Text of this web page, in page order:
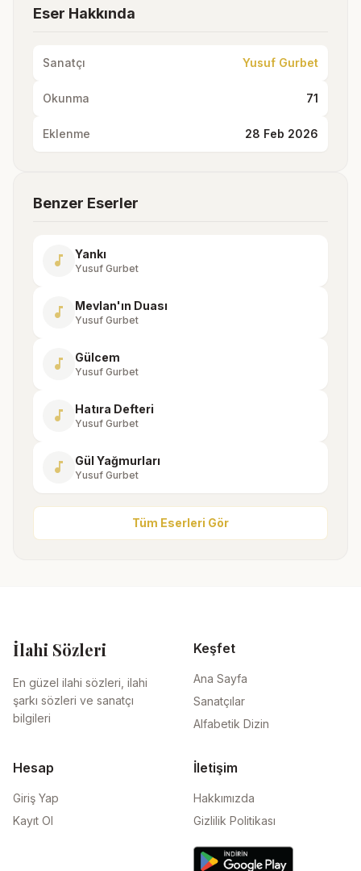
Eser Hakkında
Sanatçı Yusuf Gurbet
Okunma 71
Eklenme 28 Feb 2026
Benzer Eserler
music_note Yankı
Yusuf Gurbet
music_note Mevlan'ın Duası
Yusuf Gurbet
music_note Gülcem
Yusuf Gurbet
music_note Hatıra Defteri
Yusuf Gurbet
music_note Gül Yağmurları
Yusuf Gurbet
Tüm Eserleri Gör
İlahi Sözleri
En güzel ilahi sözleri, ilahi
şarkı sözleri ve sanatçı
bilgileri
Keşfet
Ana Sayfa
Sanatçılar
Alfabetik Dizin
Hesap
Giriş Yap
Kayıt Ol
İletişim
Hakkımızda
Gizlilik Politikası